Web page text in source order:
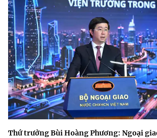
Thứ trưởng Bùi Hoàng Phương: Ngoại